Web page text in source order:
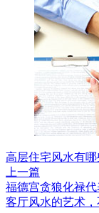
高层住宅风水有
上一篇
福德宫贪狼化禄代
客厅风水的艺术